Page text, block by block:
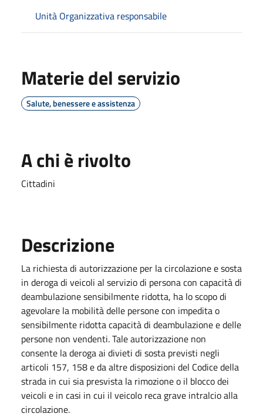
Unità Organizzativa responsabile
Materie del servizio
Salute, benessere e assistenza
A chi è rivolto
Cittadini
Descrizione
La richiesta di autorizzazione per la circolazione e sosta
in deroga di veicoli al servizio di persona con capacità di
deambulazione sensibilmente ridotta, ha lo scopo di
agevolare la mobilità delle persone con impedita o
sensibilmente ridotta capacità di deambulazione e delle
persone non vendenti. Tale autorizzazione non
consente la deroga ai divieti di sosta previsti negli
articoli 157, 158 e da altre disposizioni del Codice della
strada in cui sia presvista la rimozione o il blocco dei
veicoli e in casi in cui il veicolo reca grave intralcio alla
circolazione.